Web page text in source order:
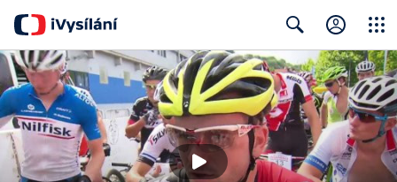
Search Close